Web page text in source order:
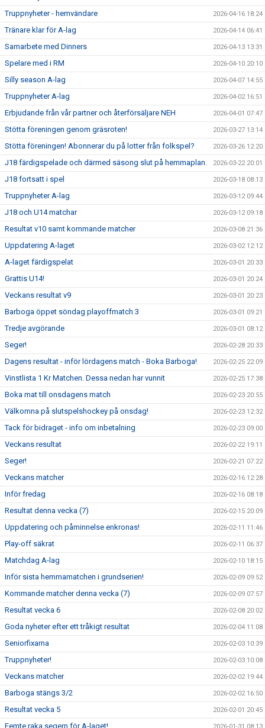
Truppnyheter - hemvändare 2026-04-16 18:24
Tränare klar för A-lag 2026-04-14 06:41
Samarbete med Dinners 2026-04-13 13:31
Spelare med i RM 2026-04-10 20:10
Silly season A-lag 2026-04-07 14:55
Truppnyheter A-lag 2026-04-02 16:51
Erbjudande från vår partner och återförsäljare NEH 2026-04-01 07:47
Stötta föreningen genom gräsroten! 2026-03-27 13:14
Stötta föreningen! Abonnerar du på lotter från folkspel? 2026-03-26 12:20
J18 färdigspelade och därmed säsong slut på hemmaplan. 2026-03-22 20:01
J18 fortsatt i spel 2026-03-18 08:13
Truppnyheter A-lag 2026-03-12 09:44
J18 och U14 matchar 2026-03-12 09:18
Resultat v10 samt kommande matcher 2026-03-08 21:36
Uppdatering A-laget 2026-03-02 12:12
A-laget färdigspelat 2026-03-01 20:33
Grattis U14! 2026-03-01 20:24
Veckans resultat v9 2026-03-01 20:23
Barboga öppet söndag playoffmatch 3 2026-03-01 09:21
Tredje avgörande 2026-03-01 08:12
Seger! 2026-02-28 20:33
Dagens resultat - inför lördagens match - Boka Barboga! 2026-02-25 22:09
Vinstlista 1 Kr Matchen. Dessa nedan har vunnit 2026-02-25 17:38
Boka mat till onsdagens match 2026-02-23 20:55
Välkomna på slutspelshockey på onsdag! 2026-02-23 12:32
Tack för bidraget - info om inbetalning 2026-02-23 09:00
Veckans resultat 2026-02-22 19:11
Seger! 2026-02-21 07:22
Veckans matcher 2026-02-16 12:28
Inför fredag 2026-02-16 08:18
Resultat denna vecka (7) 2026-02-15 20:09
Uppdatering och påminnelse enkronas! 2026-02-11 11:46
Play-off säkrat 2026-02-11 06:37
Matchdag A-lag 2026-02-10 18:15
Inför sista hemmamatchen i grundserien! 2026-02-09 09:52
Kommande matcher denna vecka (7) 2026-02-09 07:57
Resultat vecka 6 2026-02-08 20:02
Goda nyheter efter ett tråkigt resultat 2026-02-04 11:08
Seniorfixarna 2026-02-03 10:39
Truppnyheter! 2026-02-03 10:08
Veckans matcher 2026-02-02 19:44
Barboga stängs 3/2 2026-02-02 16:50
Resultat vecka 5 2026-02-01 20:45
Femte raka segern för A-laget!